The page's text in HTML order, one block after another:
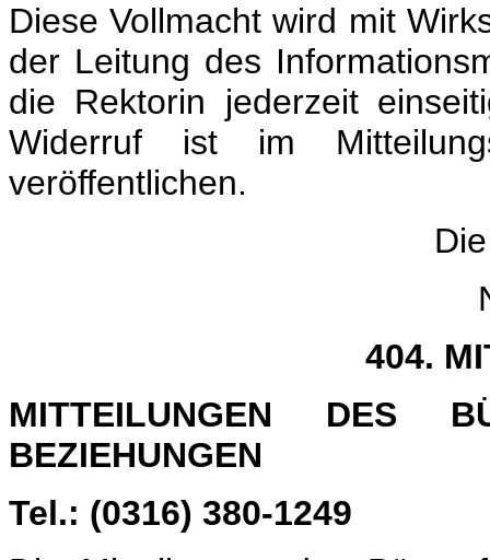
Diese Vollmacht wird mit
der Leitung des
die Rektorin jederzeit
Widerruf ist im
veröffentlichen.
404.
MITTEILUNGEN DES
BEZIEHUNGEN
Tel.: (0316) 380-1249